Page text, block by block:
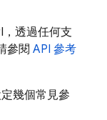
，透過任何支
參閱 API 參考
定幾個常見參